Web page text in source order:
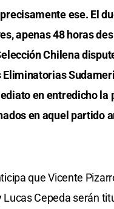
ese. El
apenas 48 horas
Chilena
Eliminatorias
en entredicho la
en aquel partido
que Vicente
Lucas Cepeda serán